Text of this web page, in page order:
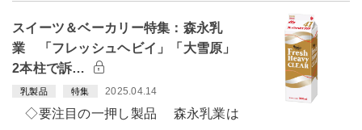
スイーツ＆ベーカリー特集：森永乳
業 「フレッシュヘビイ」「大雪原」
2本柱で訴…
乳製品 特集 2025.04.14
◇要注目の一押し製品 森永乳業は